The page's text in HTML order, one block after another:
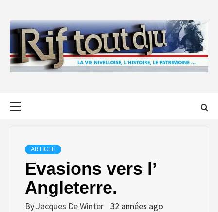
content
ARTICLE
Evasions vers l’
Angleterre.
By Jacques De Winter 32 années ago